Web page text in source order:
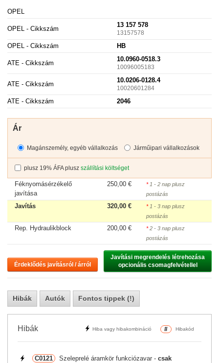
OPEL
OPEL - Cikkszám
13 157 578
13157578
OPEL - Cikkszám HB
ATE - Cikkszám
10.0960-0518.3
10096005183
ATE - Cikkszám
10.0206-0128.4
10020601284
ATE - Cikkszám 2046
Ár
Magánszemély, egyéb vállalkozás Járműipari vállalkozások
plusz 19% ÁFA plusz szállítási költséget
Féknyomásérzékelő
javítása
250,00 € *1 - 2 nap plusz
postázás
Javítás 320,00 € *1 - 3 nap plusz
postázás
Rep. Hydraulikblock 200,00 € *2 - 3 nap plusz
postázás
Érdeklődés javításról / árról
Javítási megrendelés létrehozása
opcionális csomagfelvétellel
Hibák Autók Fontos tippek (!)
Hibák Hiba vagy hibakombináció # Hibakód
C0121 Szeleprelé áramkör funkciózavar - csak